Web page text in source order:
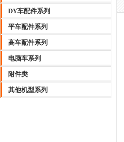
DY车配件系列
平车配件系列
高车配件系列
电脑车系列
附件类
其他机型系列